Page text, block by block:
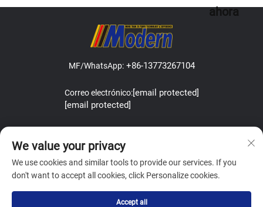
ahora
MF/WhatsApp:+86-13773267104
Correo electrónico:[email protected]
[email protected]
We value your privacy
We use cookies and similar tools to provide our services. If you
don't want to accept all cookies, click Personalize cookies.
Accept all